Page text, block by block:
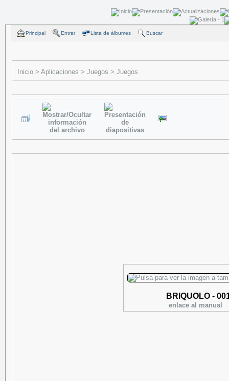
Principal Entrar Lista de álbumes Buscar
Inicio > Aplicaciones > Juegos > Juegos
BRIQUOLO -
enlace al manual